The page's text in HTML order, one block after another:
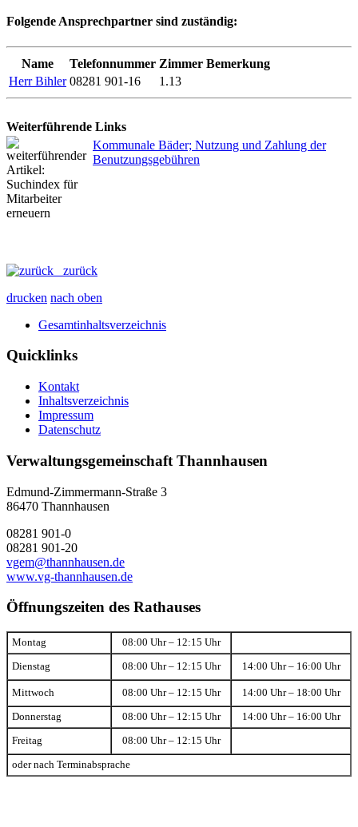
Folgende Ansprechpartner sind zuständig:
Name Telefonnummer Zimmer Bemerkung
Herr Bihler 08281 901-16 1.13
Weiterführende Links
Kommunale Bäder; Nutzung und Zahlung der
Benutzungsgebühren
zurück
drucken nach oben
Gesamtinhaltsverzeichnis
Quicklinks
Kontakt
Inhaltsverzeichnis
Impressum
Datenschutz
Verwaltungsgemeinschaft Thannhausen
Edmund-Zimmermann-Straße 3
86470 Thannhausen
08281 901-0
08281 901-20
vgem@thannhausen.de
www.vg-thannhausen.de
Öffnungszeiten des Rathauses
Montag 08:00 Uhr – 12:15 Uhr
Dienstag 08:00 Uhr – 12:15 Uhr 14:00 Uhr – 16:00 Uhr
Mittwoch 08:00 Uhr – 12:15 Uhr 14:00 Uhr – 18:00 Uhr
Donnerstag 08:00 Uhr – 12:15 Uhr 14:00 Uhr – 16:00 Uhr
Freitag 08:00 Uhr – 12:15 Uhr
oder nach Terminabsprache